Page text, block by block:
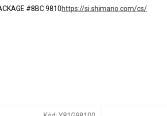
#8BC 9810https://si.shimano.com/cs/